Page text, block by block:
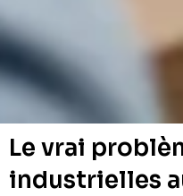
Le vrai
industrielles